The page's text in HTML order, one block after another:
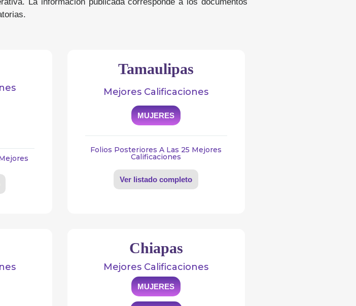
Tamaulipas
Mejores Calificaciones
MUJERES
Folios Posteriores A Las 25 Mejores
Calificaciones
Ver listado completo
Chiapas
Mejores Calificaciones
MUJERES